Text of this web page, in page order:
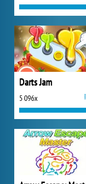
Darts Jam
5 096x